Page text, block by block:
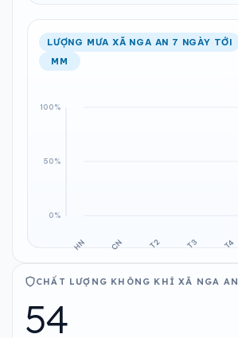
LƯỢNG MƯA XÃ NGA AN 7 NGÀY TỚI
MM
CHẤT LƯỢNG KHÔNG KHÍ XÃ NGA AN
54